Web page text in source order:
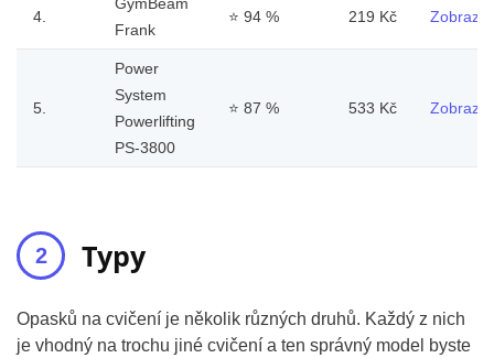
4.
Frank
⭐ 94 % 219 Kč Zobrazit
5.
Power
System
Powerlifting
PS-3800
⭐ 87 % 533 Kč Zobrazit
Typy
Opasků na cvičení je několik různých druhů. Každý z nich
je vhodný na trochu jiné cvičení a ten správný model byste